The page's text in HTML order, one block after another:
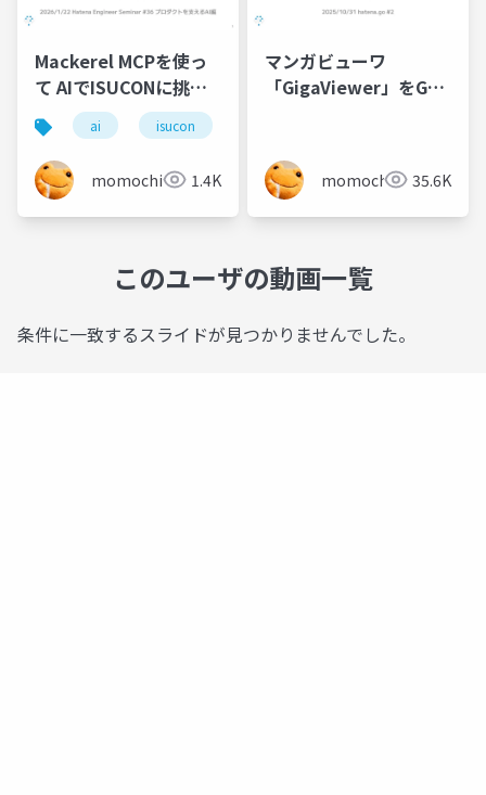
Mackerel MCPを使っ
て AIでISUCONに挑戦
する
ai isucon
momochi 1.4K
マンガビューワ
「GigaViewer」をGo
momochi 35.6K
このユーザの動画一覧
条件に一致するスライドが見つかりませんでした。